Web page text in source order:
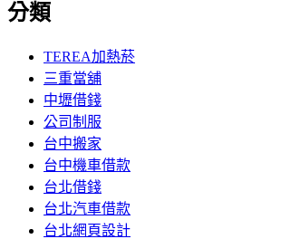
分類
TEREA加熱菸
三重當舖
中壢借錢
公司制服
台中搬家
台中機車借款
台北借錢
台北汽車借款
台北網頁設計